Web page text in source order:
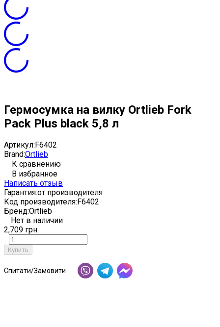
Гермосумка на вилку Ortlieb Fork
Pack Plus black 5,8 л
Артикул:F6402
Brand:Ortlieb
К сравнению
В избранное
Написать отзыв
Гарантия:от производителя
Код производителя:F6402
Бренд:Ortlieb
Нет в наличии
2,709 грн.
Купить
Спитати/Замовити